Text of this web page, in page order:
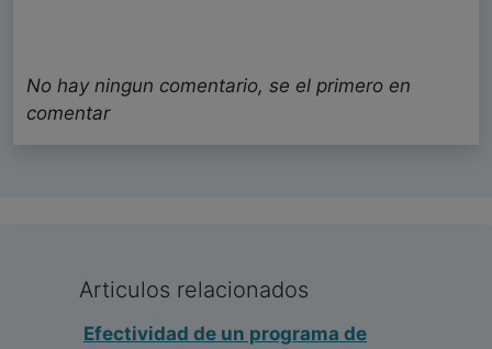
No hay ningun comentario, se el primero en
comentar
Articulos relacionados
Efectividad de un programa de